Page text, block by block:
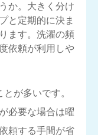
か。大きく分け
と定期的に決ま
ます。洗濯の頻
依頼が利用しや
が多いです。
必要な場合は曜
頼する手間が省